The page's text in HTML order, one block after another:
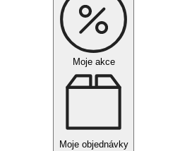
Moje akce
Moje objednávky